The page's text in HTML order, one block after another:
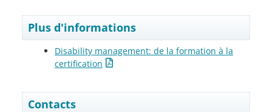
Plus d'informations
Disability management: de la formation à la
certification
Contacts